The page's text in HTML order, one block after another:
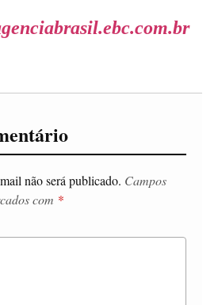
não será publicado. Campos
com *